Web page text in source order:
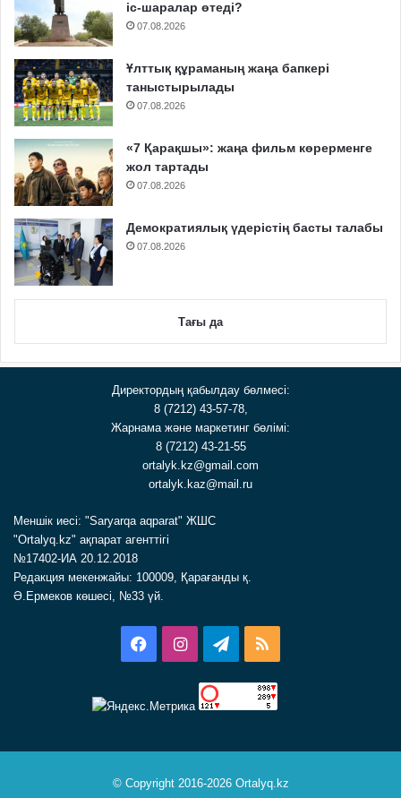
іс-шаралар өтеді?
07.08.2026
Ұлттық құраманың жаңа бапкері
таныстырылады
07.08.2026
«7 Қарақшы»: жаңа фильм көрерменге
жол тартады
07.08.2026
Демократиялық үдерістің басты талабы
07.08.2026
Тағы да
Директордың қабылдау бөлмесі:
8 (7212) 43-57-78,
Жарнама және маркетинг бөлімі:
8 (7212) 43-21-55
ortalyk.kz@gmail.com
ortalyk.kaz@mail.ru
Меншік иесі: "Saryarqa aqparat" ЖШС
"Ortalyq.kz" ақпарат агенттігі
№17402-ИА 20.12.2018
Редакция мекенжайы: 100009, Қарағанды қ.
Ә.Ермеков көшесі, №33 үй.
FacebookInstagramTelegram
© Copyright 2016-2026 Ortalyq.kz